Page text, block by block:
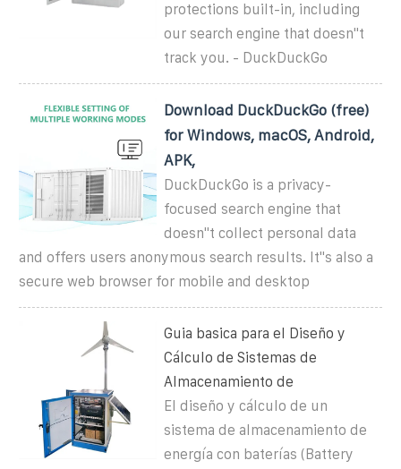
protections built-in, including
our search engine that doesn''t
track you. - DuckDuckGo
Download DuckDuckGo (free)
for Windows, macOS, Android,
APK,
DuckDuckGo is a privacy-
focused search engine that
doesn''t collect personal data
and offers users anonymous search results. It''s also a
secure web browser for mobile and desktop
Guia basica para el Diseño y
Cálculo de Sistemas de
Almacenamiento de
El diseño y cálculo de un
sistema de almacenamiento de
energía con baterías (Battery